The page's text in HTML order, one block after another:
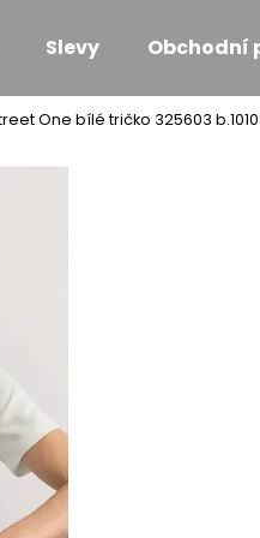
Slevy Obchodní
One bílé tričko 325603
Co potřebujete
MONARI KOŽICH BEZ RUKÁVŮ